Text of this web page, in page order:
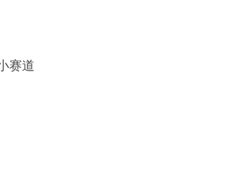
赛道